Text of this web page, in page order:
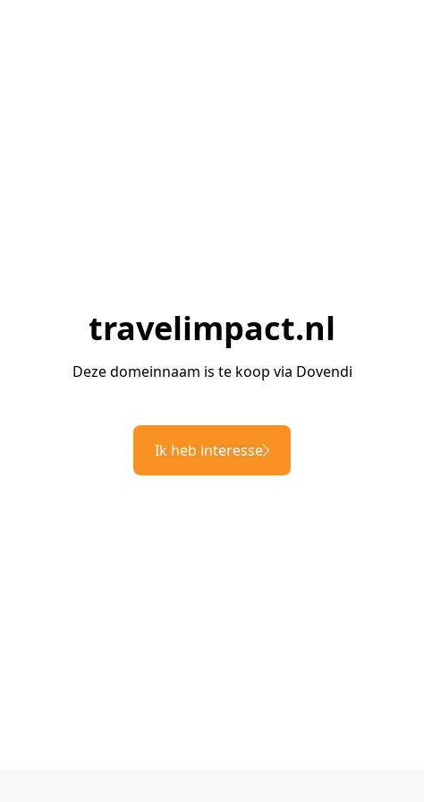
travelimpact.nl
Deze domeinnaam is te koop via Dovendi
Ik heb interesse